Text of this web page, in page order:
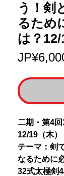
う！剣
るため
は？12/
二期・第4回
12/19（木）
テーマ：剣
なるために
32式太極剣